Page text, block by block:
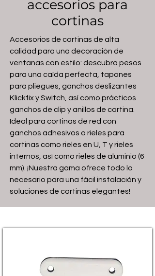
accesorios para
cortinas
Accesorios de cortinas de alta
calidad para una decoración de
ventanas con estilo: descubra pesos
para una caída perfecta, tapones
para pliegues, ganchos deslizantes
Klickfix y Switch, así como prácticos
ganchos de clip y anillos de cortina.
Ideal para cortinas de red con
ganchos adhesivos o rieles para
cortinas como rieles en U, T y rieles
internos, así como rieles de aluminio (6
mm). ¡Nuestra gama ofrece todo lo
necesario para una fácil instalación y
soluciones de cortinas elegantes!